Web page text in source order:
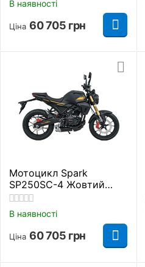
В наявності
Ціна 60 705 грн
Мотоцикл Spark
SP250SC-4 Жовтий
Дорожній
В наявності
Ціна 60 705 грн